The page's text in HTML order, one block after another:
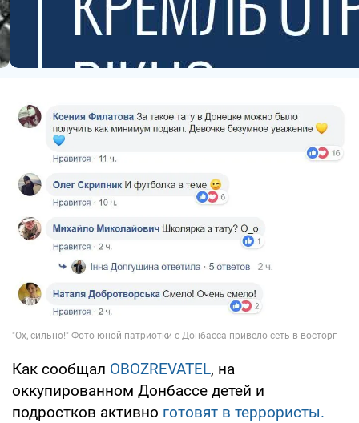
Как сообщал OBOZREVATEL, на
оккупированном Донбассе детей и
подростков активно готовят в террористы.